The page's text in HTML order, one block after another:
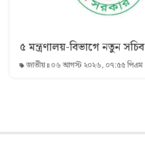
৫ মন্ত্রণালয়-বিভাগে নতুন সচিব
জাতীয় ০৬ আগস্ট ২০২৬, ০৭:৫৫ পিএম